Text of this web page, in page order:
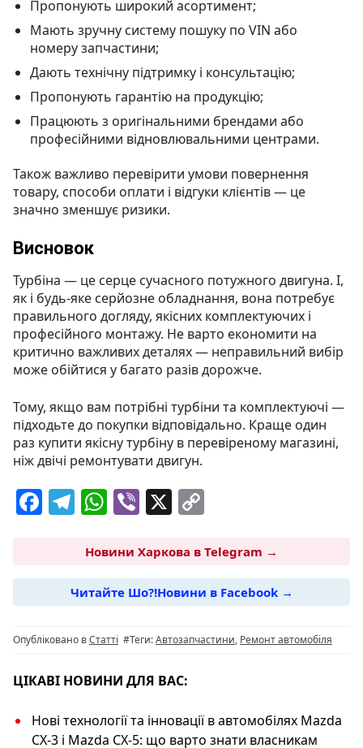
Пропонують широкий асортимент;
Мають зручну систему пошуку по VIN або
номеру запчастини;
Дають технічну підтримку і консультацію;
Пропонують гарантію на продукцію;
Працюють з оригінальними брендами або
професійними відновлювальними центрами.
Також важливо перевірити умови повернення
товару, способи оплати і відгуки клієнтів — це
значно зменшує ризики.
Висновок
Турбіна — це серце сучасного потужного двигуна. І,
як і будь-яке серйозне обладнання, вона потребує
правильного догляду, якісних комплектуючих і
професійного монтажу. Не варто економити на
критично важливих деталях — неправильний вибір
може обійтися у багато разів дорожче.
Тому, якщо вам потрібні турбіни та комплектуючі —
підходьте до покупки відповідально. Краще один
раз купити якісну турбіну в перевіреному магазині,
ніж двічі ремонтувати двигун.
F
e
b
o
k
T
e
g
ra
m
W
at
s
A
p
Vi
er
X
p
y
Li
n
Новини Харкова в Telegram →
Читайте Шо?!Новини в Facebook →
Опубліковано вСтатті #Теги:Автозапчастини, Ремонт автомобіля
ЦІКАВІ НОВИНИ ДЛЯ ВАС:
Нові технології та інновації в автомобілях Mazda
CX-3 і Mazda CX-5: що варто знати власникам